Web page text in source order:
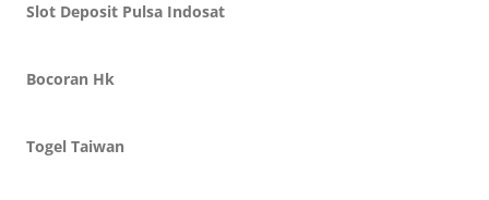
Slot Deposit Pulsa Indosat
Bocoran Hk
Togel Taiwan